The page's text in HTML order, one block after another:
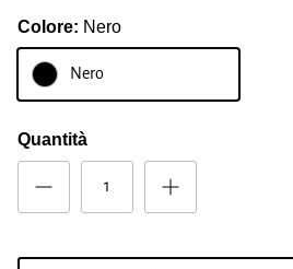
Colore: Nero
Nero
Quantità